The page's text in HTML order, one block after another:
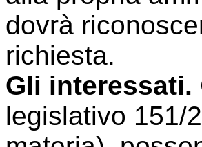
dovrà
richiesta.
Gli interessati.
legislativo 151/